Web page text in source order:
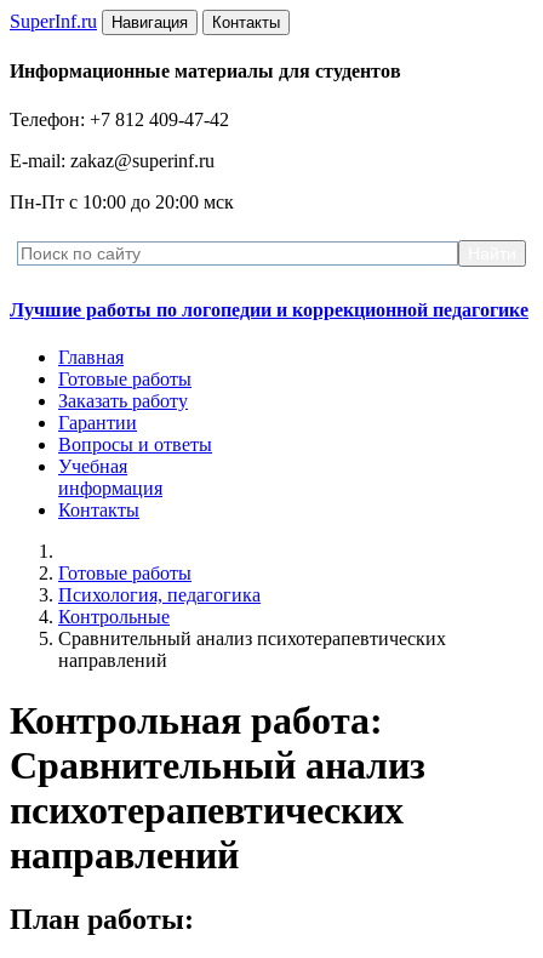
SuperInf.ru Навигация Контакты
Информационные материалы для студентов
Телефон: +7 812 409-47-42
E-mail: zakaz@superinf.ru
Пн-Пт с 10:00 до 20:00 мск
Лучшие работы по логопедии и коррекционной педагогике
Главная
Готовые работы
Заказать работу
Гарантии
Вопросы и ответы
Учебная
информация
Контакты
Готовые работы
Психология, педагогика
Контрольные
Сравнительный анализ психотерапевтических
направлений
Контрольная работа:
Сравнительный анализ
психотерапевтических
направлений
План работы: